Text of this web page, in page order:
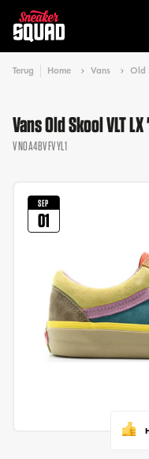
Terug Home Vans Old
Vans Old Skool VLT
VN0A4BVFVYL1
SEP
01